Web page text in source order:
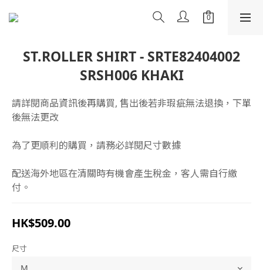
ST.ROLLER SHIRT - SRTE82404002
SRSH006 KHAKI
請詳閱商品資訊後再購買, 售出後若非瑕疵無法退換，下單
後無法更改
為了更順利的購買，請務必詳閱尺寸數據
配送海外地區在清關時有機會產生稅金，客人需自行繳
付。
HK$509.00
尺寸